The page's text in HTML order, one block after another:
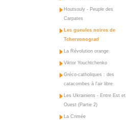
Houtsouly - Peuple des
Carpates
Les gueules noires de
Tchervonograd
La Révolution orange
Viktor Youchtchenko
Gréco-catholiques : des
catacombes à l'air libre
Les Ukrainiens - Entre Est et
Ouest (Partie 2)
La Crimée